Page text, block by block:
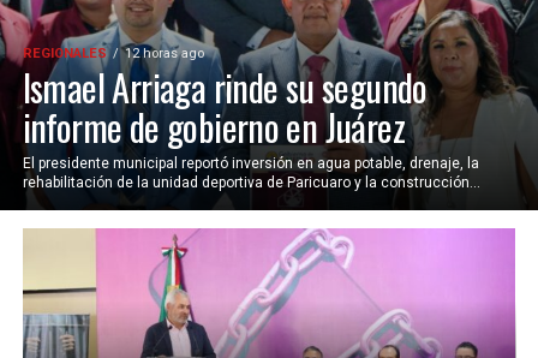
REGIONALES 12 horas ago
Ismael Arriaga rinde su segundo
informe de gobierno en Juárez
El presidente municipal reportó inversión en agua potable, drenaje, la
rehabilitación de la unidad deportiva de Paricuaro y la construcción...